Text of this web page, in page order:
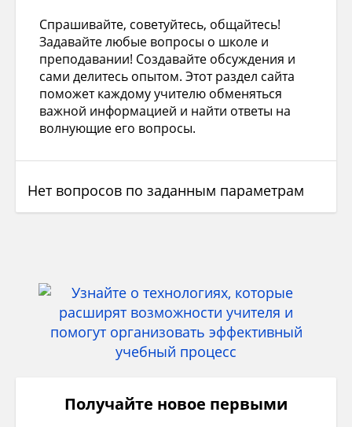
Спрашивайте, советуйтесь, общайтесь!
Задавайте любые вопросы о школе и
преподавании! Создавайте обсуждения и
сами делитесь опытом. Этот раздел сайта
поможет каждому учителю обменяться
важной информацией и найти ответы на
волнующие его вопросы.
Нет вопросов по заданным параметрам
Получайте новое первыми